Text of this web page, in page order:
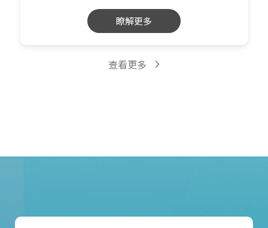
瞭解更多
查看更多